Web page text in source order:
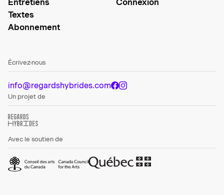
Textes
Abonnement
Écrivez-nous
info@regardshybrides.com
Un projet de
Avec le soutien de